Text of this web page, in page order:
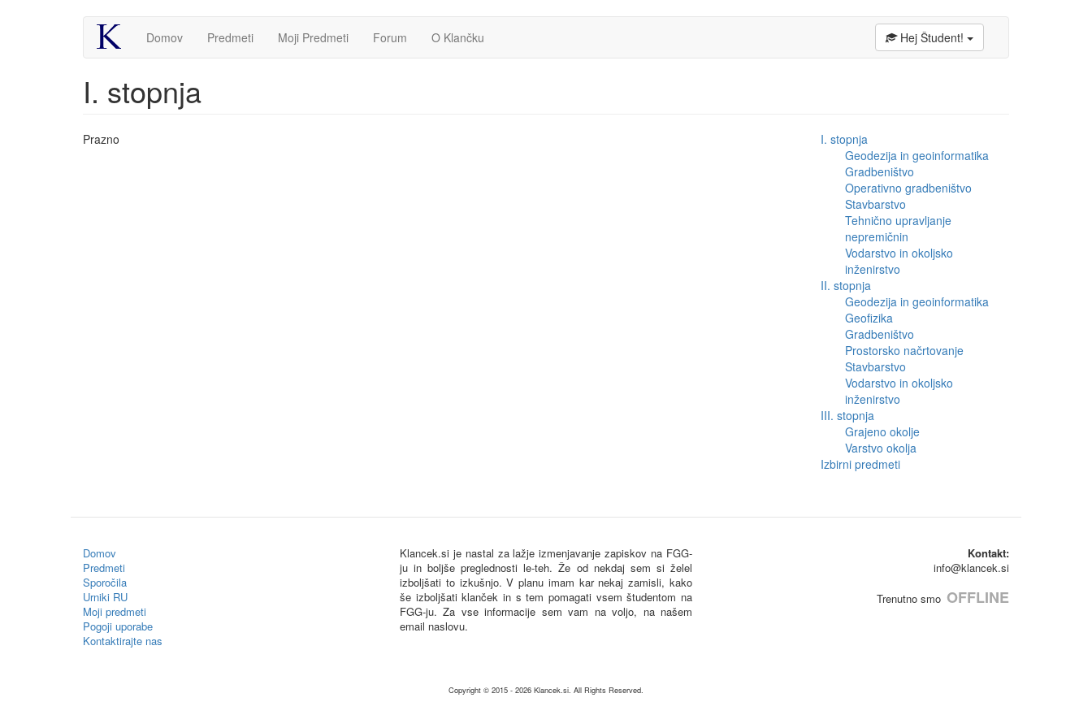
Domov Predmeti Moji Predmeti Forum O Klančku Hej Študent!
I. stopnja
Prazno
I. stopnja
Geodezija in geoinformatika
Gradbeništvo
Operativno gradbeništvo
Stavbarstvo
Tehnično upravljanje
nepremičnin
Vodarstvo in okoljsko
inženirstvo
II. stopnja
Geodezija in geoinformatika
Geofizika
Gradbeništvo
Prostorsko načrtovanje
Stavbarstvo
Vodarstvo in okoljsko
inženirstvo
III. stopnja
Grajeno okolje
Varstvo okolja
Izbirni predmeti
Domov
Predmeti
Sporočila
Urniki RU
Moji predmeti
Pogoji uporabe
Kontaktirajte nas
Klancek.si je nastal za lažje izmenjavanje zapiskov na FGG-
ju in boljše preglednosti le-teh. Že od nekdaj sem si želel
izboljšati to izkušnjo. V planu imam kar nekaj zamisli, kako
še izboljšati klanček in s tem pomagati vsem študentom na
FGG-ju. Za vse informacije sem vam na voljo, na našem
email naslovu.
Kontakt:
info@klancek.si
Trenutno smo OFFLINE
Copyright © 2015 - 2026 Klancek.si. All Rights Reserved.